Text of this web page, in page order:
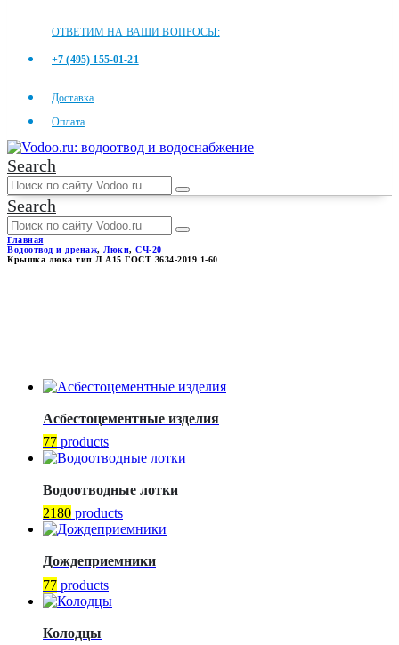
ОТВЕТИМ НА ВАШИ ВОПРОСЫ:
+7 (495) 155-01-21
Доставка
Оплата
Search
Search
Главная
Водоотвод и дренаж, Люки, СЧ-20
Крышка люка тип Л А15 ГОСТ 3634-2019 1-60
Асбестоцементные изделия
77 products
Водоотводные лотки
2180 products
Дождеприемники
77 products
Колодцы